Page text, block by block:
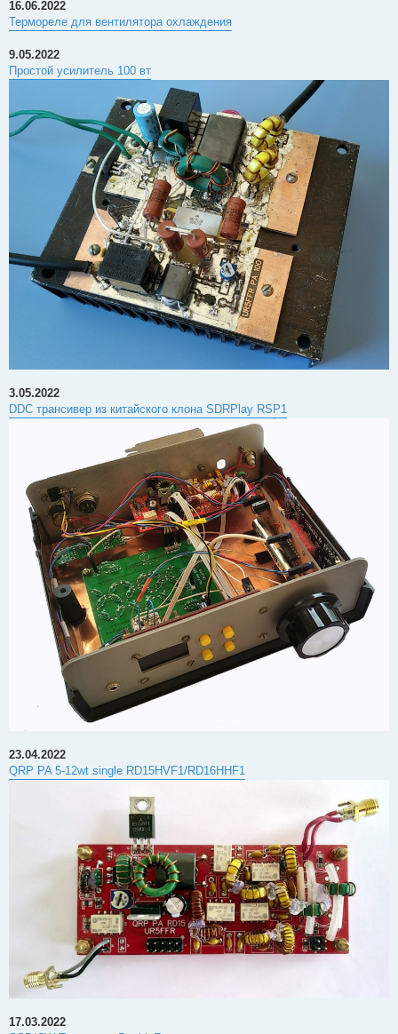
16.06.2022
Термореле для вентилятора охлаждения
9.05.2022
Простой усилитель 100 вт
3.05.2022
DDC трансивер из китайского клона SDRPlay RSP1
23.04.2022
QRP PA 5-12wt single RD15HVF1/RD16HHF1
17.03.2022